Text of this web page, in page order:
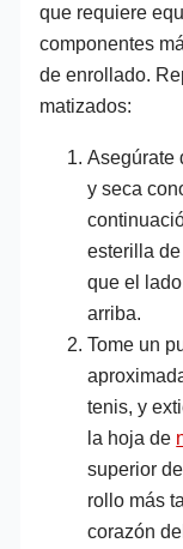
que requiere
componentes
de enrollado.
matizados:
Asegúrate
y seca
esterilla
que el
arriba.
Tome un
tenis, y
la hoja de
superior
rollo más
corazón